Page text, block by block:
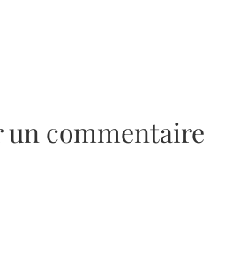
un commentaire